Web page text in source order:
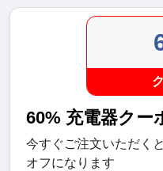
60% 充電器クー
今すぐご注文いただく
オフになります